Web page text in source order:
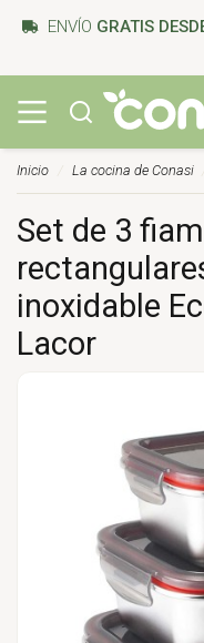
ENVÍO GRATIS
Inicio La cocina de Conasi
Set de 3
inoxidable
Lacor